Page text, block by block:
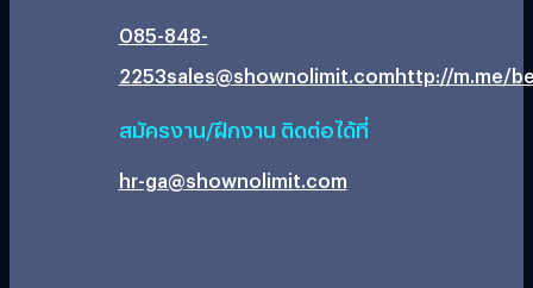
085-848-
2253sales@shownolimit.comhttp://m.me/
สมัครงาน/ฝึกงาน ติดต่อได้ที่
hr-ga@shownolimit.com